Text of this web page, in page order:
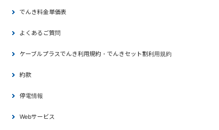
でんき料金単価表
よくあるご質問
ケーブルプラスでんき利用規約・でんきセット割利用規約
約款
停電情報
Webサービス